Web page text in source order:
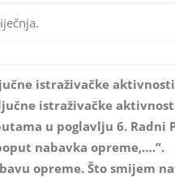
istraživačke
istraživačke
u poglavlju 6. Radni
nabavka opreme,….”.
opreme. Što smijem